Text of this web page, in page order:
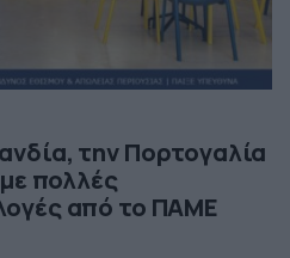
την Πορτογαλία
πολλές
από το ΠΑΜΕ